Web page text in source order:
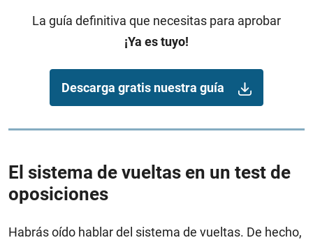
La guía definitiva que necesitas para aprobar
¡Ya es tuyo!
Descarga gratis nuestra guía
El sistema de vueltas en un test de
oposiciones
Habrás oído hablar del sistema de vueltas. De hecho,